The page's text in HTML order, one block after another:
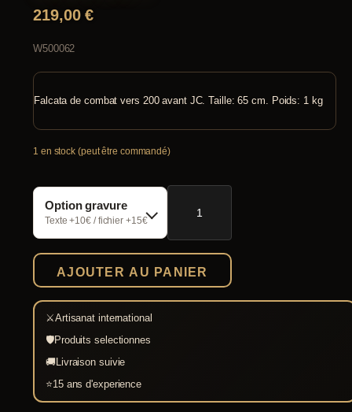
219,00€
W500062
Falcata de combat vers 200 avant JC. Taille: 65 cm. Poids: 1 kg
1 en stock (peut être commandé)
Option gravure
Texte +10€ / fichier +15€
quantité
Falcata
de
AJOUTER AU PANIER
⚔Artisanat international
🛡Produits selectionnes
🚚Livraison suivie
⭐15 ans d'experience